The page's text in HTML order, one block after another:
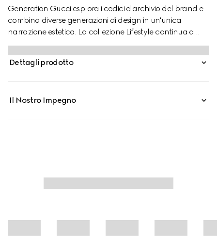
Generation Gucci esplora i codici d'archivio del brand e
combina diverse generazioni di design in un'unica
narrazione estetica. La collezione Lifestyle continua a
reinterpretare i motivi emblematici utilizzando materiali
ricercati, artigianalità intricata e colori ricchi, come il
caratteristico GG su questo stile.
Dettagli prodotto
Il Nostro Impegno